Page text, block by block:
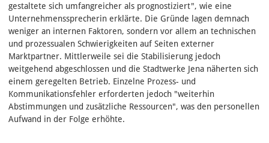
gestaltete sich umfangreicher als prognostiziert", wie eine
Unternehmenssprecherin erklärte. Die Gründe lagen demnach
weniger an internen Faktoren, sondern vor allem an technischen
und prozessualen Schwierigkeiten auf Seiten externer
Marktpartner. Mittlerweile sei die Stabilisierung jedoch
weitgehend abgeschlossen und die Stadtwerke Jena näherten sich
einem geregelten Betrieb. Einzelne Prozess- und
Kommunikationsfehler erforderten jedoch "weiterhin
Abstimmungen und zusätzliche Ressourcen", was den personellen
Aufwand in der Folge erhöhte.